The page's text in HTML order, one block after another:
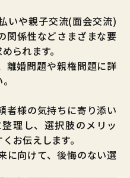
いや親子交流(面会交流)
関係性などさまざまな要
られます。
離婚問題や親権問題に詳
者様の気持ちに寄り添い
理し、選択肢のメリッ
お伝えします。
に向けて、後悔のない選